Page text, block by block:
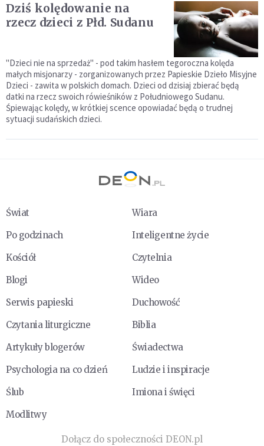
Dziś kolędowanie na
rzecz dzieci z Płd. Sudanu
"Dzieci nie na sprzedaż" - pod takim hasłem tegoroczna kolęda
małych misjonarzy - zorganizowanych przez Papieskie Dzieło Misyjne
Dzieci - zawita w polskich domach. Dzieci od dzisiaj zbierać będą
datki na rzecz swoich rówieśników z Południowego Sudanu.
Śpiewając kolędy, w krótkiej scence opowiadać będą o trudnej
sytuacji sudańskich dzieci.
Świat
Wiara
Po godzinach
Inteligentne życie
Kościół
Czytelnia
Blogi
Wideo
Serwis papieski
Duchowość
Czytania liturgiczne
Biblia
Artykuły blogerów
Świadectwa
Psychologia na co dzień
Ludzie i inspiracje
Ślub
Imiona i święci
Modlitwy
Dołącz do społeczności DEON.pl